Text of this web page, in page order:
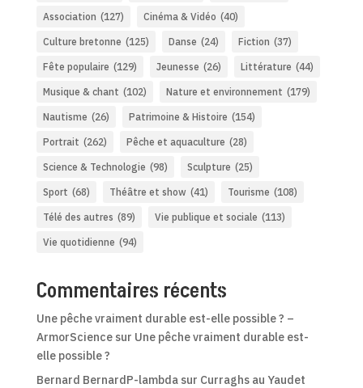
Association (127) Cinéma & Vidéo (40)
Culture bretonne (125) Danse (24) Fiction (37)
Fête populaire (129) Jeunesse (26) Littérature (44)
Musique & chant (102) Nature et environnement (179)
Nautisme (26) Patrimoine & Histoire (154)
Portrait (262) Pêche et aquaculture (28)
Science & Technologie (98) Sculpture (25)
Sport (68) Théâtre et show (41) Tourisme (108)
Télé des autres (89) Vie publique et sociale (113)
Vie quotidienne (94)
Commentaires récents
Une pêche vraiment durable est-elle possible ? –
ArmorSciencesur Une pêche vraiment durable est-
elle possible ?
Bernard BernardP-lambdasur Curraghs au Yaudet